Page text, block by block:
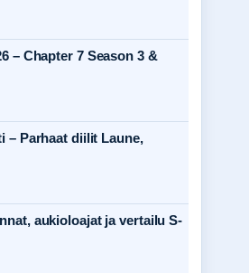
– Chapter 7 Season 3 &
– Parhaat diilit Laune,
aukioloajat ja vertailu S-